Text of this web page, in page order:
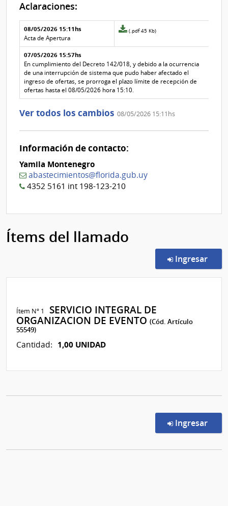
Aclaraciones:
Aclaraciones del llamado
Fecha y
texto de
la
aclaración
Archivo
de la
aclaración
08/05/2026 15:11hs
Acta de Apertura
Archivo
de
aclaración
Nº
1
(.pdf 45 Kb)
07/05/2026 15:57hs
En cumplimiento del Decreto 142/018, y debido a la ocurrencia
de una interrupción de sistema que pudo haber afectado el
ingreso de ofertas, se prorroga el plazo límite de recepción de
ofertas hasta el 08/05/2026 hora 15:10.
Ver todos los cambios 08/05/2026 15:11hs
Información de contacto:
Yamila Montenegro
abastecimientos@florida.gub.uy
4352 5161 int 198-123-210
Ítems del llamado
Ingresar
Ítem Nº 1
SERVICIO INTEGRAL DE
ORGANIZACION DE EVENTO(Cód. Artículo
55549)
Cantidad: 1,00 UNIDAD
Ingresar